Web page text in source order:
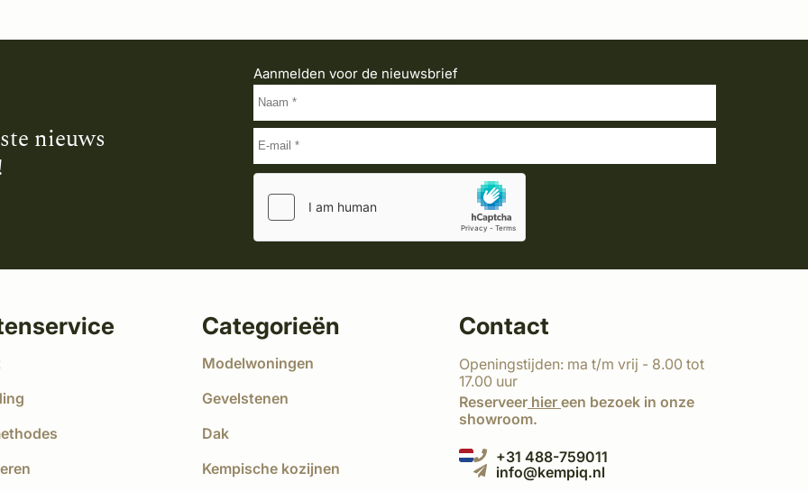
nieuws
Aanmelden voor de nieuwsbrief
Categorieën
Modelwoningen
Gevelstenen
Dak
Kempische kozijnen
Contact
Openingstijden: ma t/m vrij - 8.00 tot
17.00 uur
Reserveer hier een bezoek in onze
showroom.
+31 488-759011
info@kempiq.nl